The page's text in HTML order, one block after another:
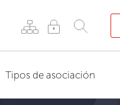
Tipos de asociación